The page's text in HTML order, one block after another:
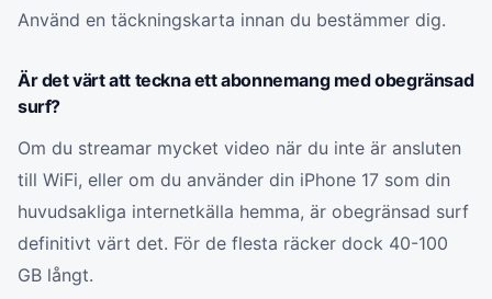
Använd en täckningskarta innan du bestämmer dig.
Är det värt att teckna ett abonnemang med obegränsad
surf?
Om du streamar mycket video när du inte är ansluten
till WiFi, eller om du använder din iPhone 17 som din
huvudsakliga internetkälla hemma, är obegränsad surf
definitivt värt det. För de flesta räcker dock 40-100
GB långt.